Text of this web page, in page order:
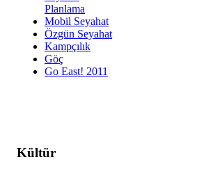
Planlama
Mobil Seyahat
Özgün Seyahat
Kampçılık
Göç
Go East! 2011
Kültür